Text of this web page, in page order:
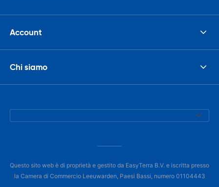
Account
Chi siamo
Questo sito web è di proprietà e gestito da EasyTerra B.V. e iscritta presso
la Camera di Commercio Leeuwarden, Paesi Bassi, numero 01104443